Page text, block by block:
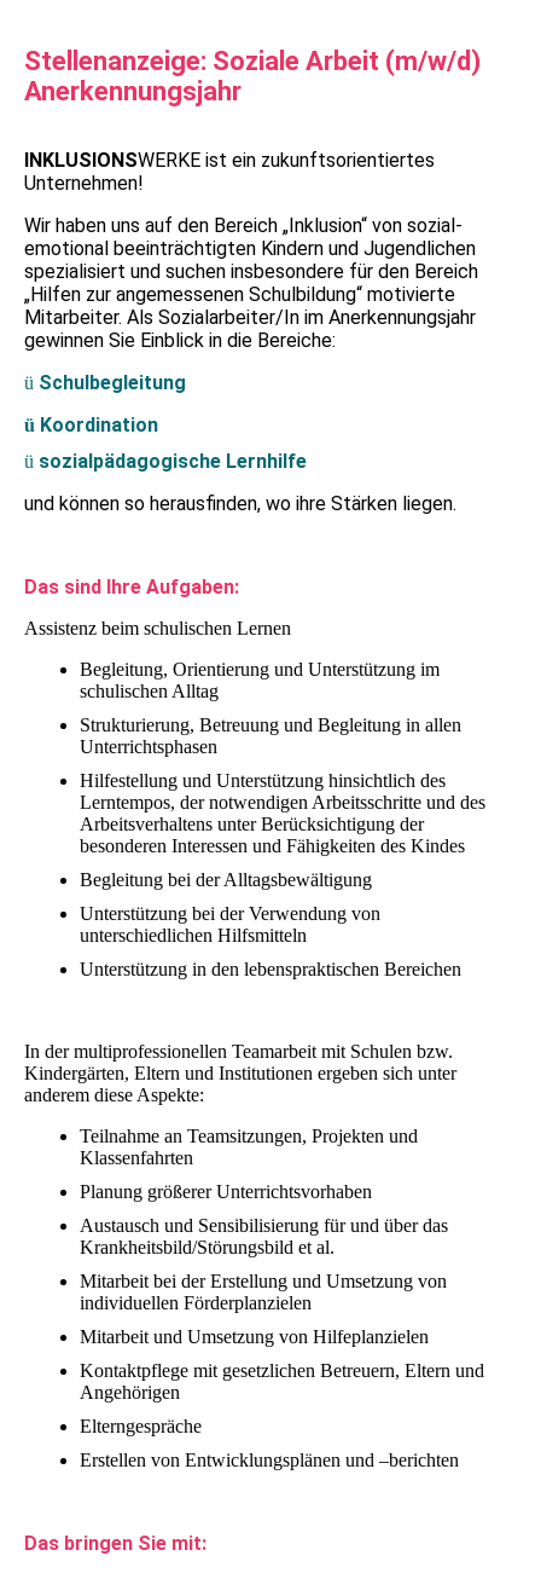
Stellenanzeige: Soziale Arbeit (m/w/d)
Anerkennungsjahr
INKLUSIONSWERKE ist ein zukunftsorientiertes
Unternehmen!
Wir haben uns auf den Bereich „Inklusion“ von sozial-
emotional beeinträchtigten Kindern und Jugendlichen
spezialisiert und suchen insbesondere für den Bereich
„Hilfen zur angemessenen Schulbildung“ motivierte
Mitarbeiter. Als Sozialarbeiter/In im Anerkennungsjahr
gewinnen Sie Einblick in die Bereiche:
ü Schulbegleitung
ü Koordination
ü sozialpädagogische Lernhilfe
und können so herausfinden, wo ihre Stärken liegen.
Das sind Ihre Aufgaben:
Assistenz beim schulischen Lernen
Begleitung, Orientierung und Unterstützung im
schulischen Alltag
Strukturierung, Betreuung und Begleitung in allen
Unterrichtsphasen
Hilfestellung und Unterstützung hinsichtlich des
Lerntempos, der notwendigen Arbeitsschritte und des
Arbeitsverhaltens unter Berücksichtigung der
besonderen Interessen und Fähigkeiten des Kindes
Begleitung bei der Alltagsbewältigung
Unterstützung bei der Verwendung von
unterschiedlichen Hilfsmitteln
Unterstützung in den lebenspraktischen Bereichen
In der multiprofessionellen Teamarbeit mit Schulen bzw.
Kindergärten, Eltern und Institutionen ergeben sich unter
anderem diese Aspekte:
Teilnahme an Teamsitzungen, Projekten und
Klassenfahrten
Planung größerer Unterrichtsvorhaben
Austausch und Sensibilisierung für und über das
Krankheitsbild/Störungsbild et al.
Mitarbeit bei der Erstellung und Umsetzung von
individuellen Förderplanzielen
Mitarbeit und Umsetzung von Hilfeplanzielen
Kontaktpflege mit gesetzlichen Betreuern, Eltern und
Angehörigen
Elterngespräche
Erstellen von Entwicklungsplänen und –berichten
Das bringen Sie mit: